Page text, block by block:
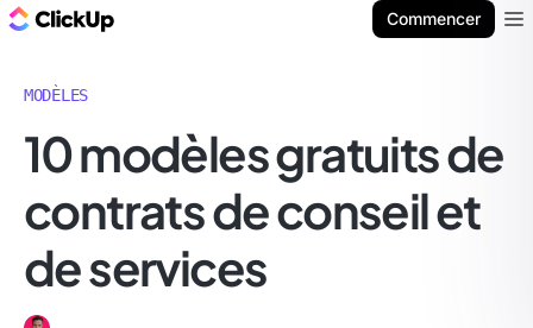
Commencer
MODÈLES
10 modèles gratuits de
contrats de conseil et
de services